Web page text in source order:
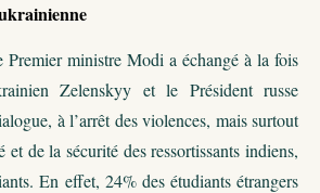
ministre Modi a échangé à la fois
Zelenskyy et le Président russe
à l’arrêt des violences, mais surtout
et de la sécurité des ressortissants indiens,
En effet, 24% des étudiants étrangers